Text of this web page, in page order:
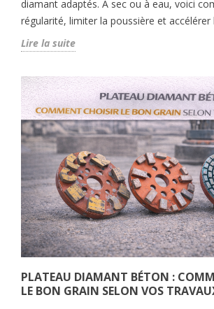
diamant adaptés. À sec ou à eau, voici
régularité, limiter la poussière et accélérer
Lire la suite
PLATEAU DIAMANT BÉTON :
LE BON GRAIN SELON VOS